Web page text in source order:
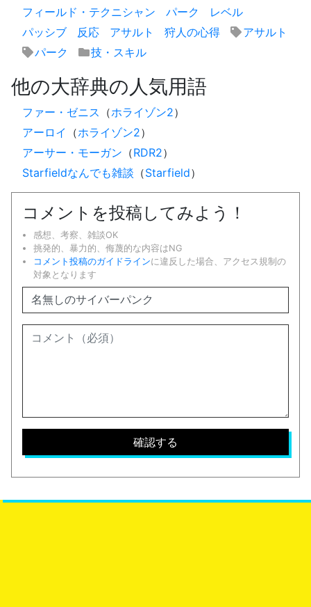
フィールド・テクニシャン
パーク
レベル
パッシブ
反応 アサルト 狩人の心得
アサルト
パーク
技・スキル
他の大辞典の人気用語
ファー・ゼニス （ホライゾン2）
アーロイ
（ホライゾン2）
アーサー・モーガン （RDR2）
Starfieldなんでも雑談 （Starfield）
コメントを投稿してみよう！
感想、考察、雑談OK
挑発的、暴力的、侮蔑的な内容はNG
コメント投稿のガイドラインに違反した場合、アクセス規制の
対象となります